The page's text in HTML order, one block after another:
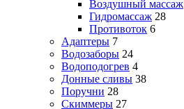
Воздушный массаж
Гидромассаж 28
Противоток 6
Адаптеры 7
Водозаборы 24
Водоподогрев 4
Донные сливы 38
Поручни 28
Скиммеры 27